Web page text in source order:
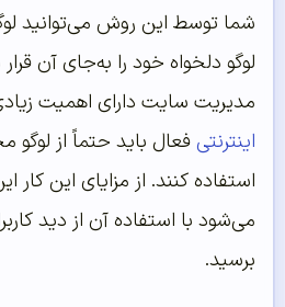
شما توسط این روش می‌توانید
لوگو دلخواه خود را به‌جای آن
مدیریت سایت دارای اهمیت
اینترنتی فعال باید حتماً از
استفاده کنند. از مزایای این
می‌شود با استفاده آن از دید
برسید.